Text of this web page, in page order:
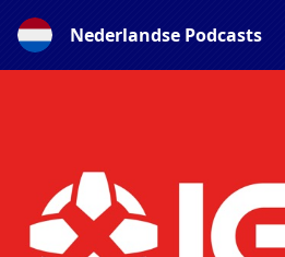
Nederlandse Podcasts